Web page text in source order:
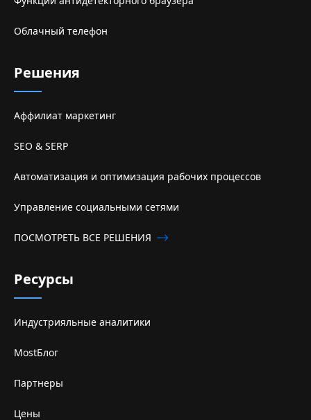
Облачный телефон
Решения
Аффилиат маркетинг
SEO & SERP
Автоматизация и оптимизация рабочих процессов
Управление социальными сетями
ПОСМОТРЕТЬ ВСЕ РЕШЕНИЯ
Ресурсы
Индустрияльные аналитики
MostБлог
Партнеры
Цены